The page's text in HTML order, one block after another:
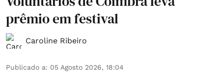
prêmio em festival
Caroline Ribeiro
Publicado a: 05 Agosto 2026, 18:04